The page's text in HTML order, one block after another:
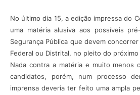
No último dia 15, a edição impressa do
uma matéria alusiva aos possíveis
Segurança Pública que devem
Federal ou Distrital, no pleito do próximo
Nada contra a matéria e muito menos
candidatos, porém, num processo
imprensa deveria ter feito uma ampla